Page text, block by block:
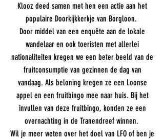
Klooz deed samen met hen een actie aan het
populaire Doorkijkkerkje van Borgloon.
Door middel van een enquête aan de lokale
wandelaar en ook toeristen met allerlei
nationaliteiten kregen we een beter beeld van de
fruitconsumptie van gezinnen de dag van
vandaag. Als beloning kregen ze een Loonse
appel en een fruitbingo mee naar huis. Bij het
invullen van deze fruitbingo, konden ze een
overnachting in de Tranendreef winnen.
Wil je meer weten over het doel van LFO of ben je